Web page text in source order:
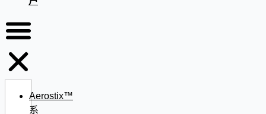
Aerostix™
系